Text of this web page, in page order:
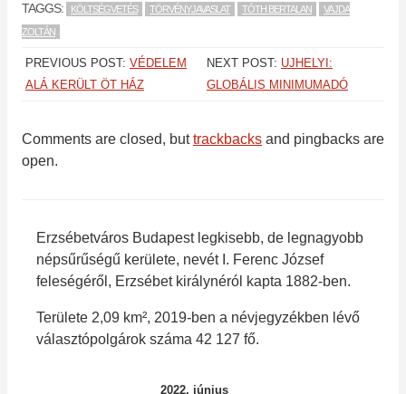
TAGGS: KÖLTSÉGVETÉS TÖRVÉNYJAVASLAT TÓTH BERTALAN VAJDA
ZOLTÁN
PREVIOUS POST: VÉDELEM
ALÁ KERÜLT ÖT HÁZ
NEXT POST: UJHELYI:
GLOBÁLIS MINIMUMADÓ
Comments are closed, buttrackbacks and pingbacks are
open.
Erzsébetváros Budapest legkisebb, de legnagyobb
népsűrűségű kerülete, nevét I. Ferenc József
feleségéről, Erzsébet királynéról kapta 1882-ben.
Területe 2,09 km², 2019-ben a névjegyzékben lévő
választópolgárok száma 42 127 fő.
2022. június